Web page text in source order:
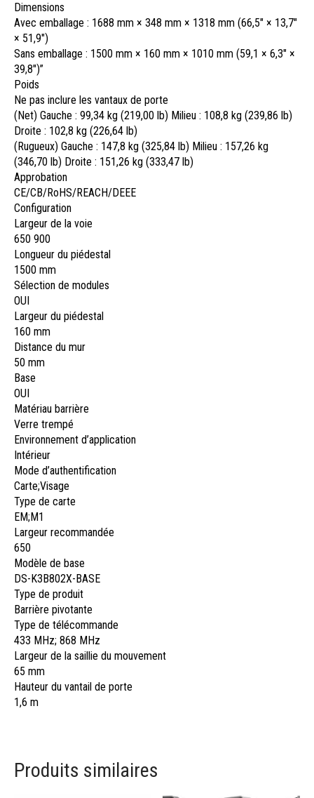
Dimensions
Avec emballage : 1688 mm × 348 mm × 1318 mm (66,5″ × 13,7″
× 51,9″)
Sans emballage : 1500 mm × 160 mm × 1010 mm (59,1 × 6,3″ ×
39,8″)”
Poids
Ne pas inclure les vantaux de porte
(Net) Gauche : 99,34 kg (219,00 lb) Milieu : 108,8 kg (239,86 lb)
Droite : 102,8 kg (226,64 lb)
(Rugueux) Gauche : 147,8 kg (325,84 lb) Milieu : 157,26 kg
(346,70 lb) Droite : 151,26 kg (333,47 lb)
Approbation
CE/CB/RoHS/REACH/DEEE
Configuration
Largeur de la voie
650 900
Longueur du piédestal
1500 mm
Sélection de modules
OUI
Largeur du piédestal
160 mm
Distance du mur
50 mm
Base
OUI
Matériau barrière
Verre trempé
Environnement d’application
Intérieur
Mode d’authentification
Carte;Visage
Type de carte
EM;M1
Largeur recommandée
650
Modèle de base
DS-K3B802X-BASE
Type de produit
Barrière pivotante
Type de télécommande
433 MHz; 868 MHz
Largeur de la saillie du mouvement
65 mm
Hauteur du vantail de porte
1,6 m
Produits similaires